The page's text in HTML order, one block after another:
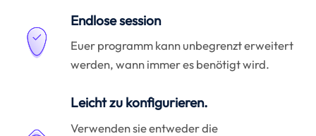
Endlose session
Euer programm kann unbegrenzt erweitert
werden, wann immer es benötigt wird.
Leicht zu konfigurieren.
Verwenden sie entweder die